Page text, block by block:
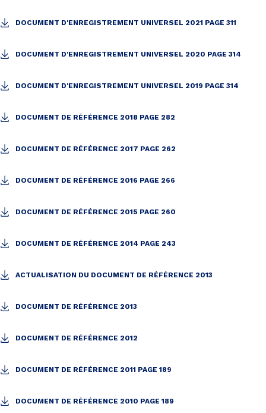
DOCUMENT D'ENREGISTREMENT UNIVERSEL 2021 PAGE 311
DOCUMENT D'ENREGISTREMENT UNIVERSEL 2020 PAGE 314
DOCUMENT D'ENREGISTREMENT UNIVERSEL 2019 PAGE 314
DOCUMENT DE RÉFÉRENCE 2018 PAGE 282
DOCUMENT DE RÉFÉRENCE 2017 PAGE 262
DOCUMENT DE RÉFÉRENCE 2016 PAGE 266
DOCUMENT DE RÉFÉRENCE 2015 PAGE 260
DOCUMENT DE RÉFÉRENCE 2014 PAGE 243
ACTUALISATION DU DOCUMENT DE RÉFÉRENCE 2013
DOCUMENT DE RÉFÉRENCE 2013
DOCUMENT DE RÉFÉRENCE 2012
DOCUMENT DE RÉFÉRENCE 2011 PAGE 189
DOCUMENT DE RÉFÉRENCE 2010 PAGE 189